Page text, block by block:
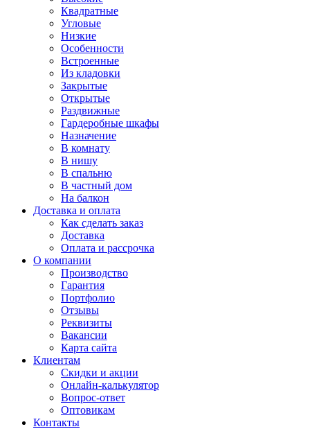
Квадратные
Угловые
Низкие
Особенности
Встроенные
Из кладовки
Закрытые
Открытые
Раздвижные
Гардеробные шкафы
Назначение
В комнату
В нишу
В спальню
В частный дом
На балкон
Доставка и оплата
Как сделать заказ
Доставка
Оплата и рассрочка
О компании
Производство
Гарантия
Портфолио
Отзывы
Реквизиты
Вакансии
Карта сайта
Клиентам
Скидки и акции
Онлайн-калькулятор
Вопрос-ответ
Оптовикам
Контакты